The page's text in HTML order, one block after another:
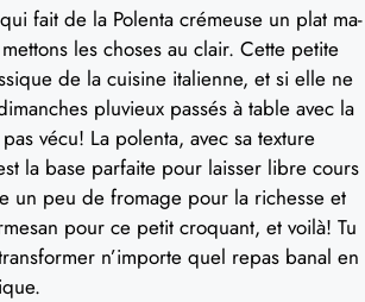
fait de la Polenta crémeuse un plat ma-
les choses au clair. Cette petite
de la cuisine italienne, et si elle ne
pluvieux passés à table avec la
vécu! La polenta, avec sa texture
la base parfaite pour laisser libre cours
un peu de fromage pour la richesse et
pour ce petit croquant, et voilà! Tu
n’importe quel repas banal en